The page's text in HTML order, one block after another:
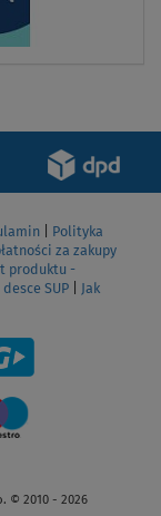
Polityka
za zakupy
produktu -
desce SUP
Jak
© 2010 - 2026